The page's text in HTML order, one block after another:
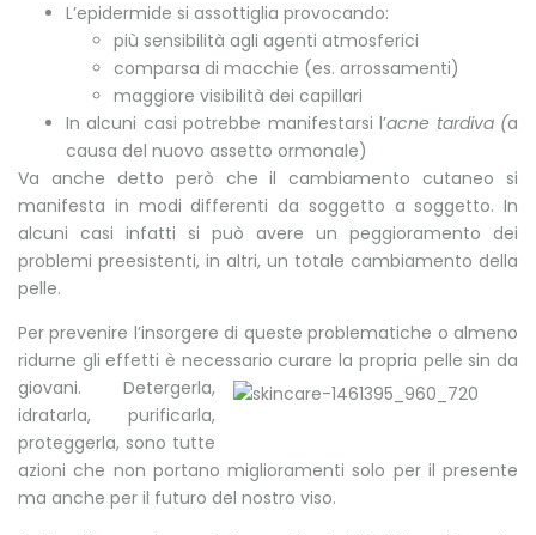
L’epidermide si assottiglia provocando:
più sensibilità agli agenti atmosferici
comparsa di macchie (es. arrossamenti)
maggiore visibilità dei capillari
In alcuni casi potrebbe manifestarsi l’acne tardiva (a
causa del nuovo assetto ormonale)
Va anche detto però che il cambiamento cutaneo si
manifesta in modi differenti da soggetto a soggetto. In
alcuni casi infatti si può avere un peggioramento dei
problemi preesistenti, in altri, un totale cambiamento della
pelle.
Per prevenire l’insorgere di queste problematiche o almeno
ridurne gli effetti è necessario curare la propria pelle sin da
giovani. Detergerla,
idratarla, purificarla,
proteggerla, sono tutte
azioni che non portano miglioramenti solo per il presente
ma anche per il futuro del nostro viso.